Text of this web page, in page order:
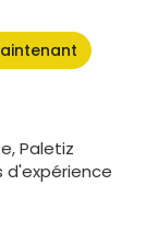
Paletiz
d'expérience